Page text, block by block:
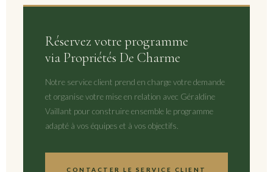
Réservez votre programme
via Propriétés De Charme
Notre service client prend en charge votre demande
et organise votre mise en relation avec Géraldine
Vaillant pour construire ensemble le programme
adapté à vos équipes et à vos objectifs.
CONTACTER LE SERVICE CLIENT